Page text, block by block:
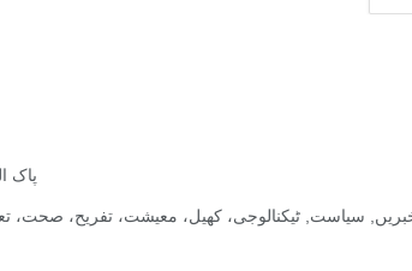
پاک
خبریں, سیاست, ٹیکنالوجی، کھیل، معیشت، تفریح، صحت،